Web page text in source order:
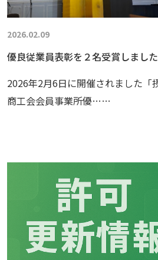
2026.02.09
優良従業員表彰を２名受賞しました
2026年2月6日に開催されました「
商工会会員事業所優……